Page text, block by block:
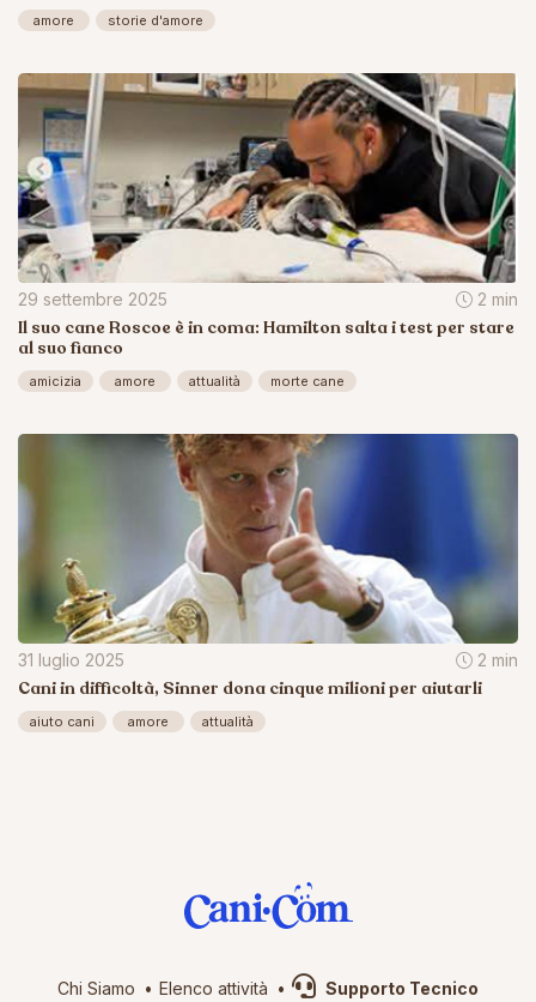
amore storie d'amore
29 settembre 2025 2 min
Il suo cane Roscoe è in coma: Hamilton salta i test per stare
al suo fianco
amicizia amore attualità morte cane
31 luglio 2025 2 min
Cani in difficoltà, Sinner dona cinque milioni per aiutarli
aiuto cani amore attualità
Chi Siamo Elenco attività Supporto Tecnico